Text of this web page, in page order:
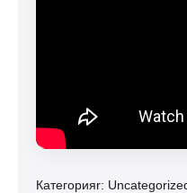
Категорияr: